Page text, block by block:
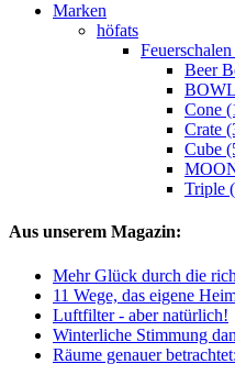
Marken
höfats
Beer
Cone
Crate
Cube
Triple
Aus unserem Magazin:
Mehr Glück durch die
11 Wege, das eigene
Luftfilter - aber natürlich!
Winterliche Stimmung
Räume genauer